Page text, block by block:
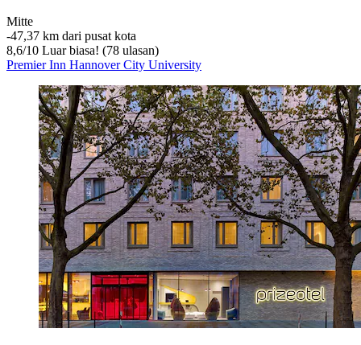
Mitte
‐47,37 km dari pusat kota
8,6/10 Luar biasa! (78 ulasan)
Premier Inn Hannover City University